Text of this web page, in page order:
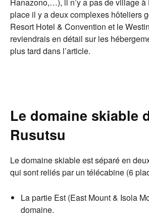
place il y a deux complexes hôteliers
Resort Hotel & Convention et le
reviendrais en détail sur les
plus tard dans l’article.
Le domaine skiable
Rusutsu
Le domaine skiable est séparé en
qui sont reliés par un télécabine (6
La partie Est (East Mount & Isola
domaine.